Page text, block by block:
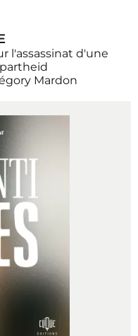
l'assassinat d'une
Mardon